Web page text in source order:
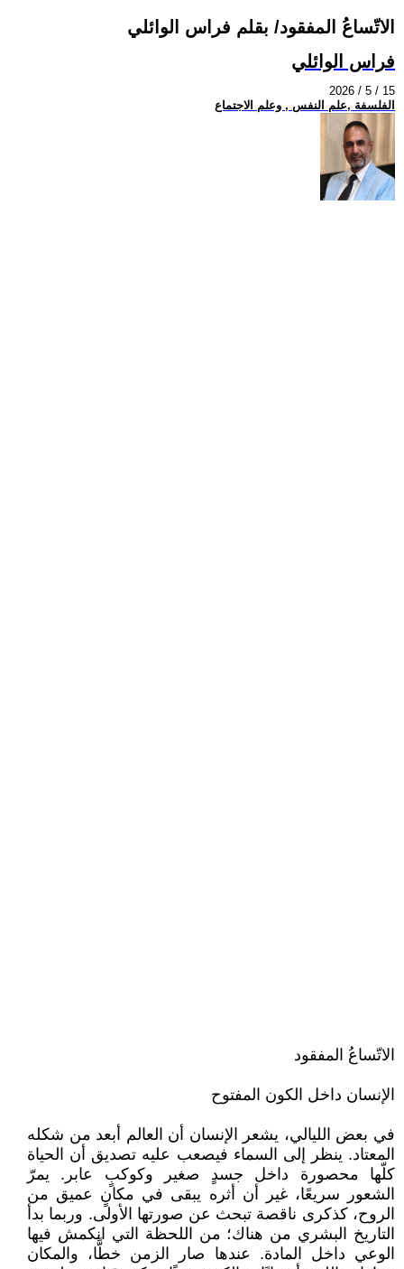
الاتّساعُ المفقود/ بقلم فراس الوائلي
فراس الوائلي
2026 / 5 / 15
الفلسفة ,علم النفس , وعلم الاجتماع
الاتّساعُ المفقود
الإنسان داخل الكون المفتوح
في بعض الليالي، يشعر الإنسان أن العالم أبعد من شكله
المعتاد. ينظر إلى السماء فيصعب عليه تصديق أن الحياة
كلّها محصورة داخل جسدٍ صغير وكوكبٍ عابر. يمرّ
الشعور سريعًا، غير أن أثره يبقى في مكانٍ عميق من
الروح، كذكرى ناقصة تبحث عن صورتها الأولى. وربما بدأ
التاريخ البشري من هناك؛ من اللحظة التي انكمش فيها
الوعي داخل المادة. عندها صار الزمن خطًّا، والمكان